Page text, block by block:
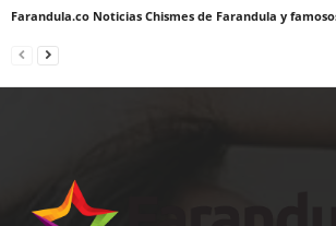
Farandula.co Noticias Chismes de Farandula y